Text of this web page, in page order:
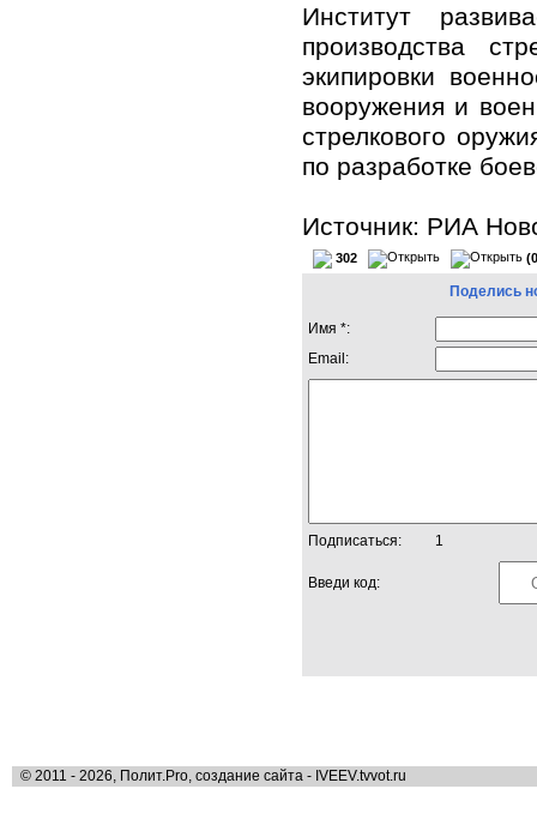
Институт
производства
экипировки
вооружения и
стрелкового
по разработке
Источник: РИА
302
Поделись
Имя *:
Email:
Подписаться: 1
Введи код:
© 2011 - 2026, Полит.Pro, создание сайта - IVEEV.tvvot.ru